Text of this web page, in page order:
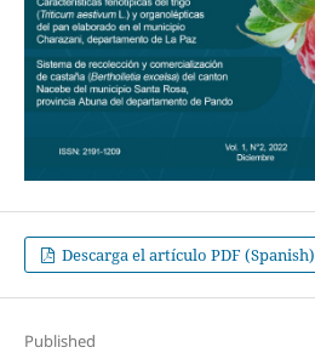
Descarga el artículo PDF (Spanish)
Published